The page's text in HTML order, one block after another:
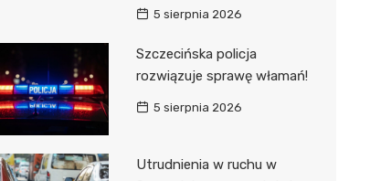
5 sierpnia 2026
Szczecińska policja
rozwiązuje sprawę włamań!
5 sierpnia 2026
Utrudnienia w ruchu w